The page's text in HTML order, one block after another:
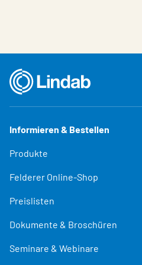
Informieren & Bestellen
Produkte
Felderer Online-Shop
Preislisten
Dokumente & Broschüren
Seminare & Webinare